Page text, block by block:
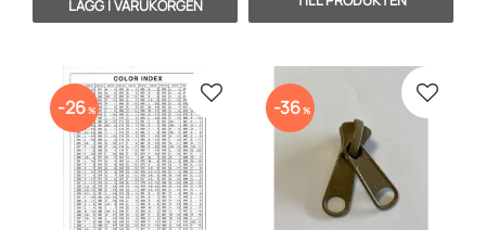
26% Lägg till i favoriter
36% Lägg